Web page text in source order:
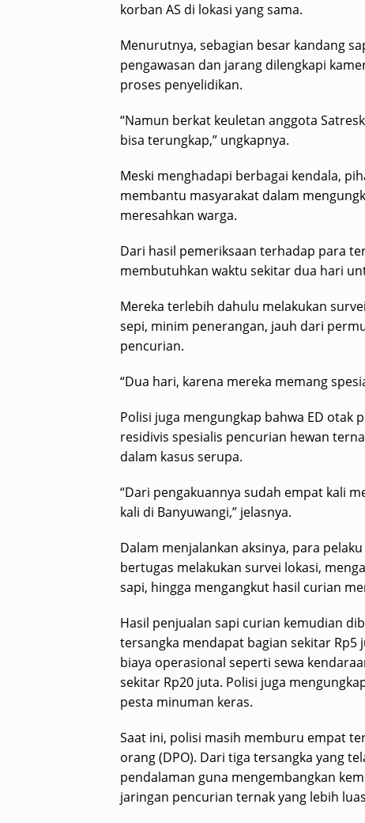
korban AS di lokasi yang sama.
Menurutnya, sebagian besar kandang
pengawasan dan jarang dilengkapi
proses penyelidikan.
“Namun berkat keuletan anggota
bisa terungkap,” ungkapnya.
Meski menghadapi berbagai kendala,
membantu masyarakat dalam
meresahkan warga.
Dari hasil pemeriksaan terhadap para
membutuhkan waktu sekitar dua hari
Mereka terlebih dahulu melakukan
sepi, minim penerangan, jauh dari
pencurian.
“Dua hari, karena mereka memang
Polisi juga mengungkap bahwa ED otak
residivis spesialis pencurian hewan
dalam kasus serupa.
“Dari pengakuannya sudah empat kali
kali di Banyuwangi,” jelasnya.
Dalam menjalankan aksinya, para
bertugas melakukan survei lokasi,
sapi, hingga mengangkut hasil curian
Hasil penjualan sapi curian kemudian
tersangka mendapat bagian sekitar
biaya operasional seperti sewa
sekitar Rp20 juta. Polisi juga
pesta minuman keras.
Saat ini, polisi masih memburu empat
orang (DPO). Dari tiga tersangka yang
pendalaman guna mengembangkan
jaringan pencurian ternak yang lebih